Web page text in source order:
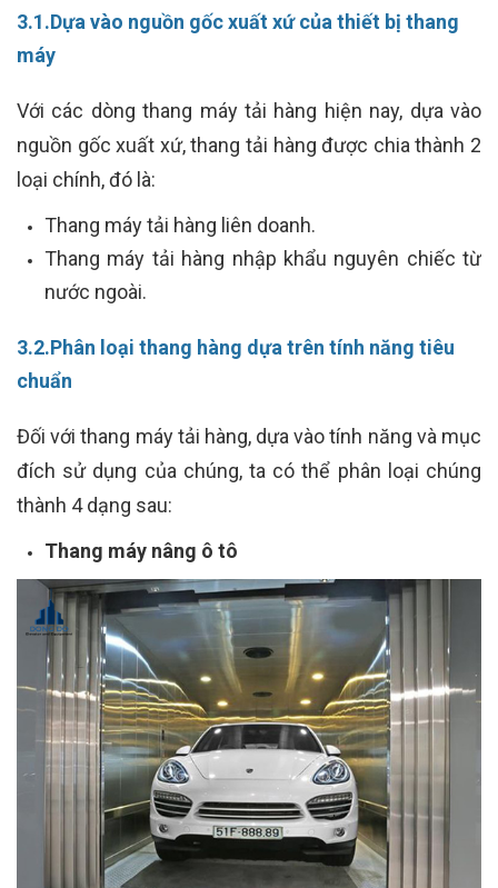
3.1.Dựa vào nguồn gốc xuất xứ của thiết bị thang
máy
Với các dòng thang máy tải hàng hiện nay, dựa vào
nguồn gốc xuất xứ, thang tải hàng được chia thành 2
loại chính, đó là:
Thang máy tải hàng liên doanh.
Thang máy tải hàng nhập khẩu nguyên chiếc từ
nước ngoài.
3.2.Phân loại thang hàng dựa trên tính năng tiêu
chuẩn
Đối với thang máy tải hàng, dựa vào tính năng và mục
đích sử dụng của chúng, ta có thể phân loại chúng
thành 4 dạng sau:
Thang máy nâng ô tô